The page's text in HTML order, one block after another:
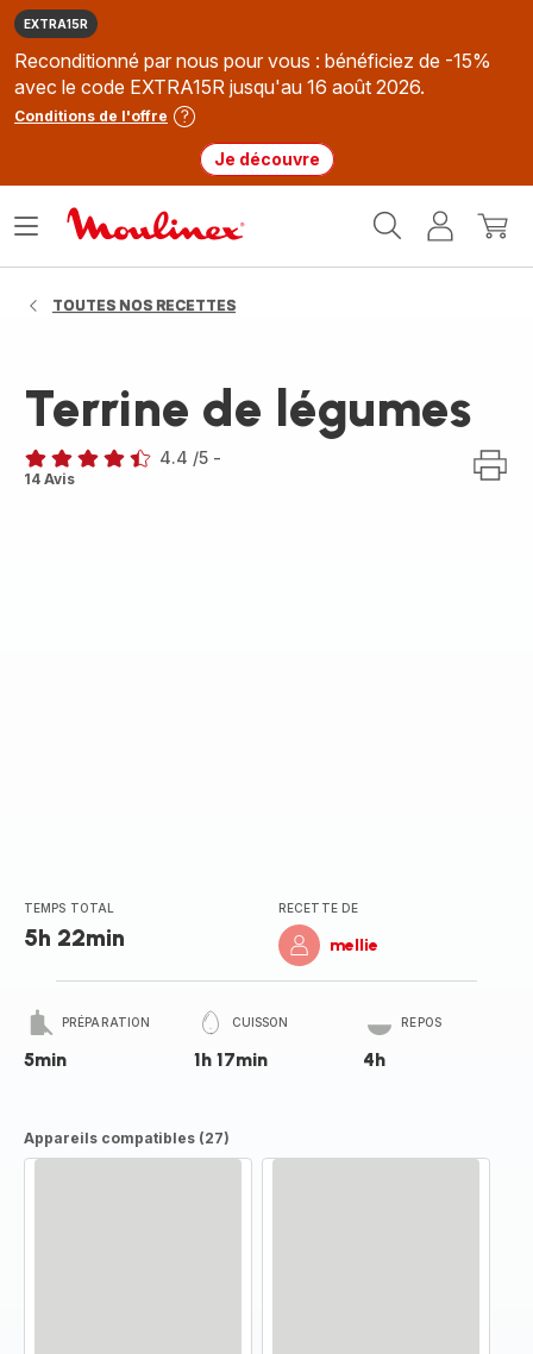
EXTRA15R
Reconditionné par nous pour vous : bénéficiez de -15%
avec le code EXTRA15R jusqu'au 16 août 2026.
Conditions de l'offre
Je découvre
MonMon
Ouvrir
TOUTES NOS RECETTES
Terrine de légumes
ratings.4.4
4.4 /5 -
14 Avis
TEMPS TOTAL
5h 22min
RECETTE DE
mellie
PRÉPARATION
5min
CUISSON
1h 17min
REPOS
4h
Appareils compatibles (27)